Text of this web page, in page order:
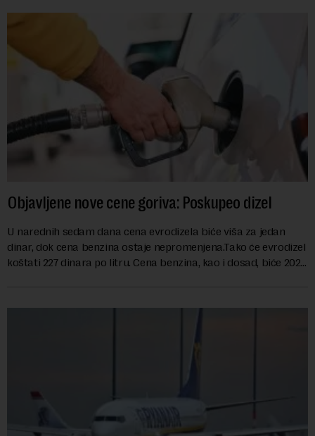
Objavljene nove cene goriva: Poskupeo dizel
U narednih sedam dana cena evrodizela biće viša za jedan
dinar, dok cena benzina ostaje nepromenjena.Tako će evrodizel
koštati 227 dinara po litru. Cena benzina, kao i dosad, biće 202